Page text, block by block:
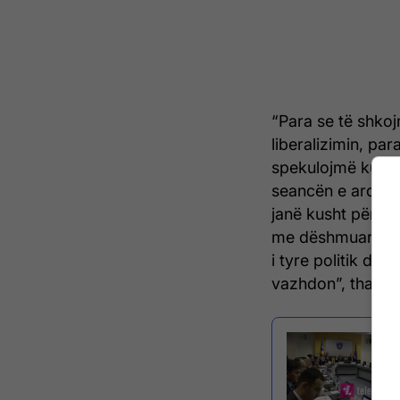
“Para se të
liberalizimin,
spekulojmë
seancën e
janë kusht për
me dëshmuar se
i tyre politik dhe
vazhdon”, tha